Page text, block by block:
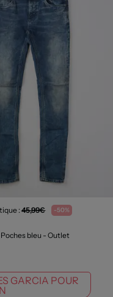
:45,99€ -50%
bleu - Outlet
GARCIA POUR